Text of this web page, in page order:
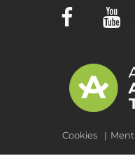
Cookies